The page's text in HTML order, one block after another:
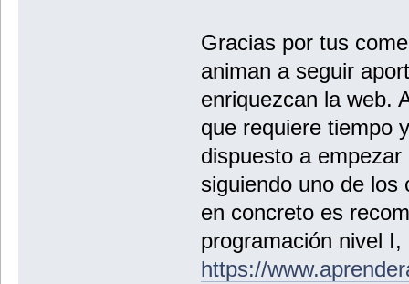
Gracias por tus
animan a seguir
enriquezcan la web.
que requiere tiempo
dispuesto a
siguiendo uno de los
en concreto es
programación nivel
https://